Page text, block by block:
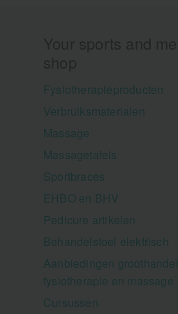
Fysiotherapieproducten
Verbruiksmaterialen
Massage
Massagetafels
Sportbraces
EHBO en BHV
Pedicure artikelen
Behandelstoel elektrisch
Aanbiedingen groothandel
fysiotherapie en massage
Cursussen